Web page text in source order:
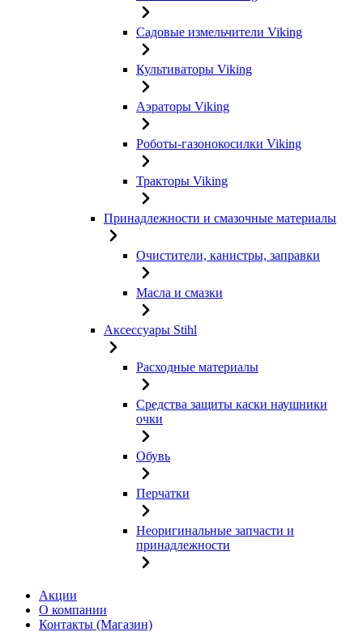
Садовые измельчители Viking
Культиваторы Viking
Аэраторы Viking
Роботы-газонокосилки Viking
Тракторы Viking
Принадлежности и смазочные материалы
Очистители, канистры, заправки
Масла и смазки
Аксессуары Stihl
Расходные материалы
Средства защиты каски наушники
очки
Обувь
Перчатки
Неоригинальные запчасти и
принадлежности
Акции
О компании
Контакты (Магазин)